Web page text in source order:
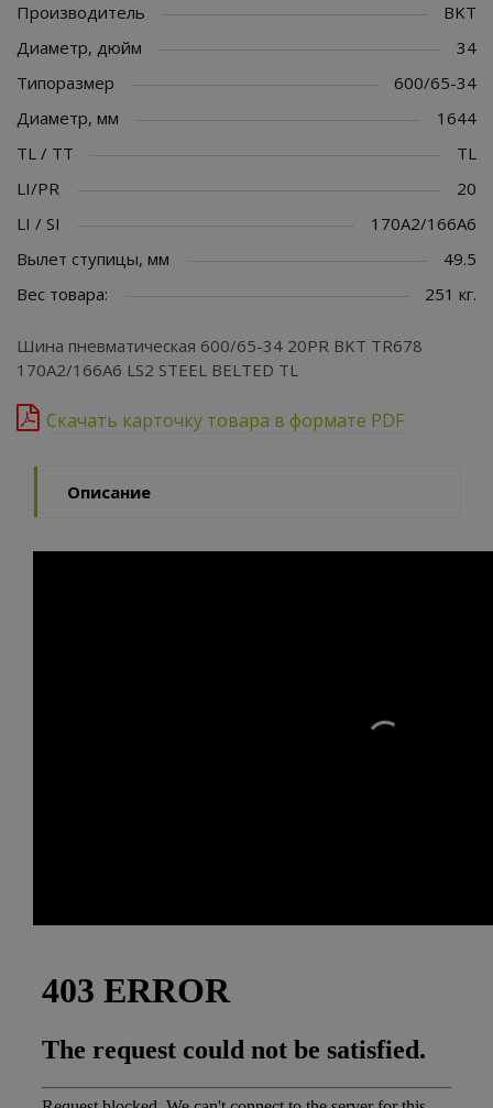
Производитель
BKT
Диаметр, дюйм
34
Типоразмер
600/65-34
Диаметр, мм
1644
TL / TT
TL
LI/PR
20
LI / SI
170A2/166A6
Вылет ступицы, мм
49.5
Вес товара:
251 кг.
Шина пневматическая 600/65-34 20PR BKT TR678
170A2/166A6 LS2 STEEL BELTED TL
Скачать карточку товара в формате PDF
Описание